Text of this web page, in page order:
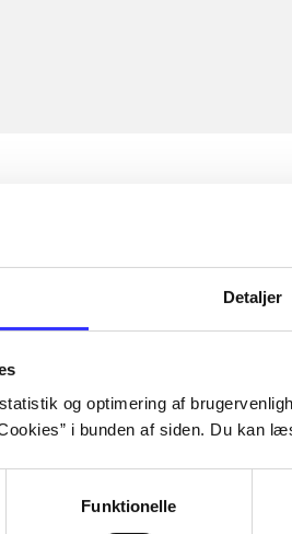
Detaljer
og optimering af
i bunden af siden. Du kan
Funktionelle